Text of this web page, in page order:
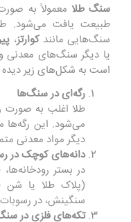
سنگ طلا معمولاً به
طبیعت یافت می‌شود.
سنگ‌هایی مانندکوارتز،
یا دیگر سنگ‌های معدنی
است به شکل‌های زیر
رگه‌ای در سنگ‌ها
طلا اغلب به صورت
می‌شود. این رگه‌ها
دیگر مواد معدنی
دانه‌های کوچک در
در بستر
(پلاک طلا یا شن
سنگینش، در
تکه‌های فلزی در